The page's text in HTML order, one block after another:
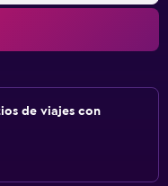
de viajes con